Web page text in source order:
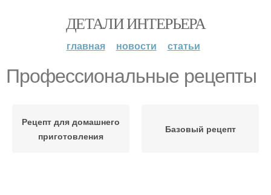
ДЕТАЛИ ИНТЕРЬЕРА
главная новости статьи
Профессиональные рецепты
Рецепт для домашнего
приготовления
Базовый рецепт